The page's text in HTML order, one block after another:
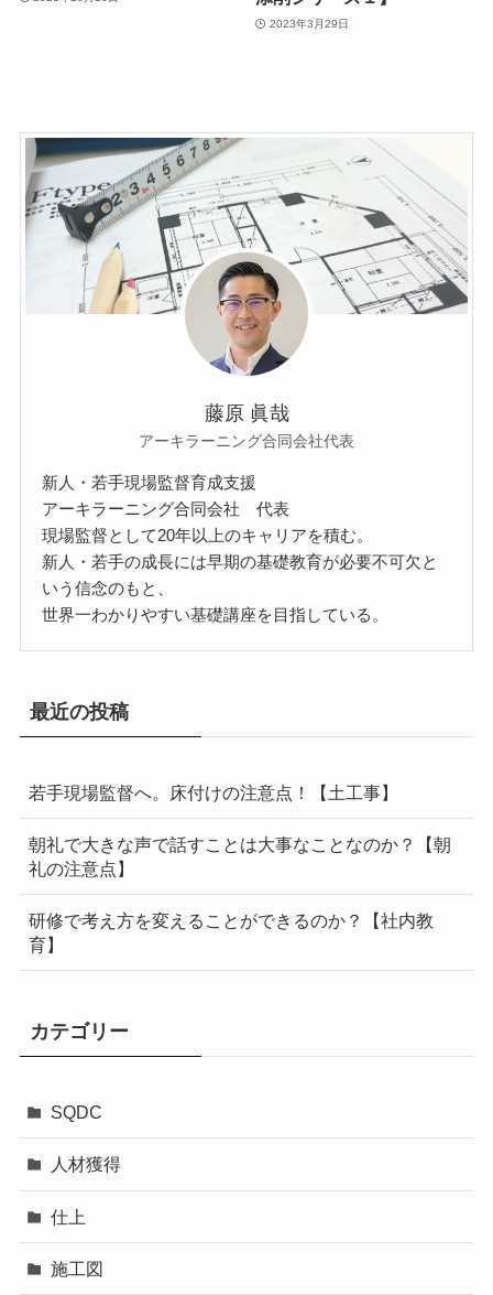
2023年3月29日
藤原 眞哉
アーキラーニング合同会社代表
新人・若手現場監督育成支援
アーキラーニング合同会社 代表
現場監督として20年以上のキャリアを積む。
新人・若手の成長には早期の基礎教育が必要不可欠と
いう信念のもと、
世界一わかりやすい基礎講座を目指している。
最近の投稿
若手現場監督へ。床付けの注意点！【土工事】
朝礼で大きな声で話すことは大事なことなのか？【朝
礼の注意点】
研修で考え方を変えることができるのか？【社内教
育】
カテゴリー
SQDC
人材獲得
仕上
施工図